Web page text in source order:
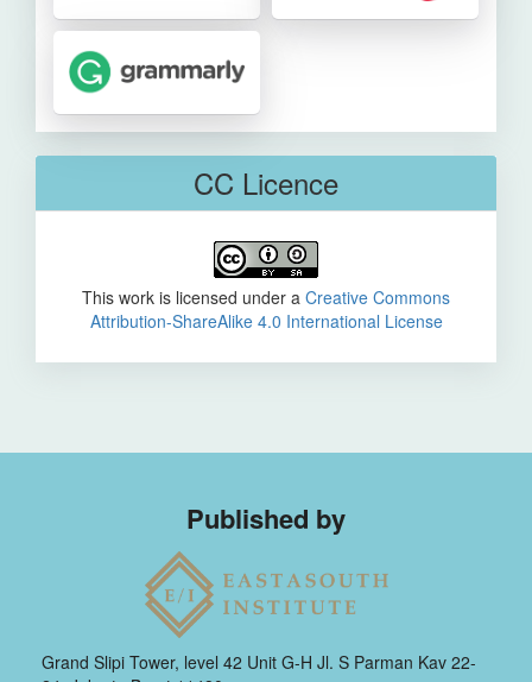
CC Licence
This work is licensed under a Creative Commons
Attribution-ShareAlike 4.0 International License
Published by
Grand Slipi Tower, level 42 Unit G-H Jl. S Parman Kav 22-